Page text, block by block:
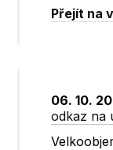
Přejít na
06. 10.
odkaz na